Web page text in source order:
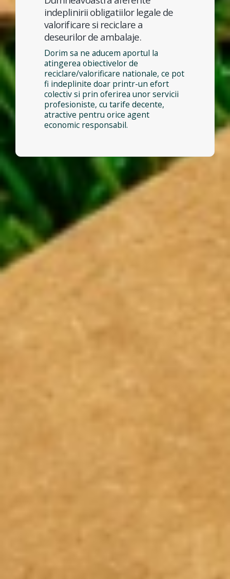
indeplinirii obligatiilor legale de
valorificare si reciclare a
deseurilor de ambalaje.
Dorim sa ne aducem aportul la
atingerea obiectivelor de
reciclare/valorificare nationale, ce pot
fi indeplinite doar printr-un efort
colectiv si prin oferirea unor servicii
profesioniste, cu tarife decente,
atractive pentru orice agent
economic responsabil.